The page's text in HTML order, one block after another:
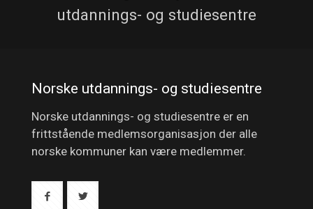
utdannings- og studiesentre
Norske utdannings- og studiesentre
Norske utdannings- og studiesentre er en
frittstående medlemsorganisasjon der alle
norske kommuner kan være medlemmer.